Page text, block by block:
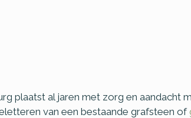
plaatst al jaren met zorg en aandacht
van een bestaande grafsteen of